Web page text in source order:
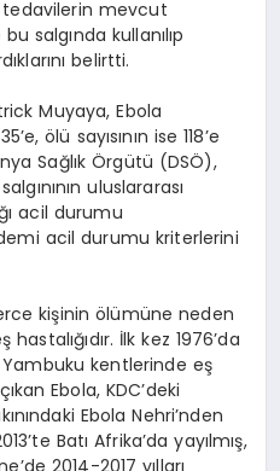
tedavilerin mevcut
salgında kullanılıp
belirtti.
Muyaya, Ebola
ölü sayısının ise 118’e
Sağlık Örgütü (DSÖ),
uluslararası
acil durumu
acil durumu kriterlerini
kişinin ölümüne neden
İlk kez 1976’da
Yambuku kentlerinde eş
Ebola, KDC’deki
Ebola Nehri’nden
Batı Afrika’da yayılmış,